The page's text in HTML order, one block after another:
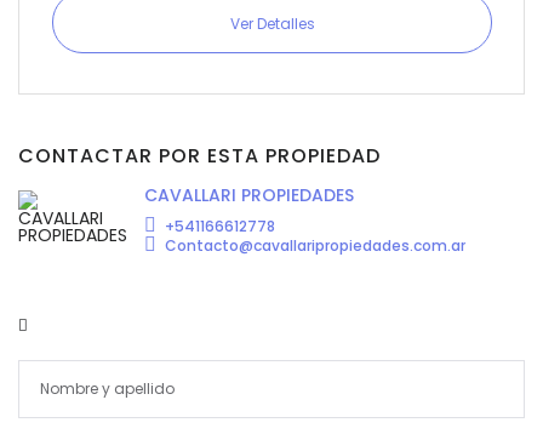
Ver Detalles
CONTACTAR POR ESTA PROPIEDAD
CAVALLARI PROPIEDADES
+541166612778
Contacto@cavallaripropiedades.com.ar